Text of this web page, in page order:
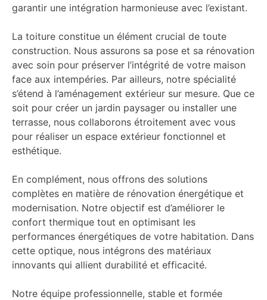
garantir une intégration harmonieuse avec l’existant.
La toiture constitue un élément crucial de toute
construction. Nous assurons sa pose et sa rénovation
avec soin pour préserver l’intégrité de votre maison
face aux intempéries. Par ailleurs, notre spécialité
s’étend à l’aménagement extérieur sur mesure. Que ce
soit pour créer un jardin paysager ou installer une
terrasse, nous collaborons étroitement avec vous
pour réaliser un espace extérieur fonctionnel et
esthétique.
En complément, nous offrons des solutions
complètes en matière de rénovation énergétique et
modernisation. Notre objectif est d’améliorer le
confort thermique tout en optimisant les
performances énergétiques de votre habitation. Dans
cette optique, nous intégrons des matériaux
innovants qui allient durabilité et efficacité.
Notre équipe professionnelle, stable et formée